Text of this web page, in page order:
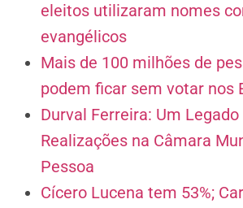
eleitos utilizaram nomes
evangélicos
Mais de 100 milhões de
podem ficar sem votar nos
Durval Ferreira: Um
Realizações na Câmara
Pessoa
Cícero Lucena tem 53%;